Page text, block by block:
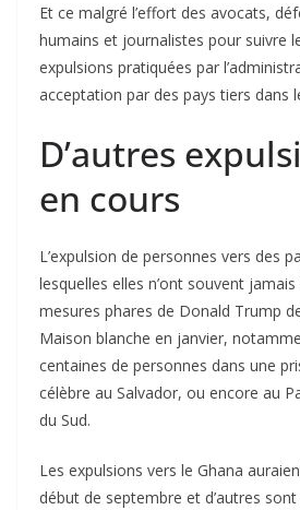
Et ce malgré l’effort des avocats,
humains et journalistes pour suivre
expulsions pratiquées par
acceptation par des pays tiers dans
D’autres
en cours
L’expulsion de personnes vers des
lesquelles elles n’ont souvent
mesures phares de Donald Trump
Maison blanche en janvier,
centaines de personnes dans une
célèbre au Salvador, ou encore au
du Sud.
Les expulsions vers le Ghana
début de septembre et d’autres